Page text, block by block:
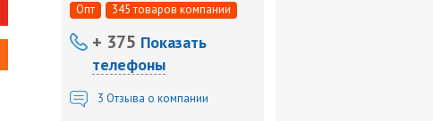
Опт 345 товаров компании
+ 375 Показать
телефоны
3 Отзыва о компании